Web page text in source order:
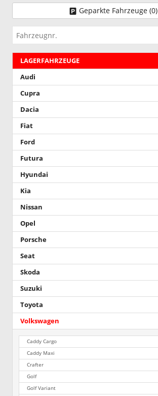
Geparkte Fahrzeuge (0)
Fahrzeugnr.
LAGERFAHRZEUGE
Audi
Cupra
Dacia
Fiat
Ford
Futura
Hyundai
Kia
Nissan
Opel
Porsche
Seat
Skoda
Suzuki
Toyota
Volkswagen
Caddy Cargo
Caddy Maxi
Crafter
Golf
Golf Variant